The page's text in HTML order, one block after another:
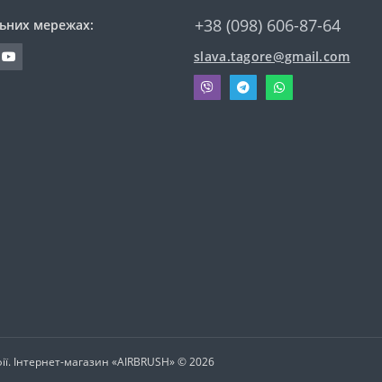
мережах: +38 (098) 606-87-64
slava.tagore@gmail.com
Інтернет-магазин «AIRBRUSH» © 2026